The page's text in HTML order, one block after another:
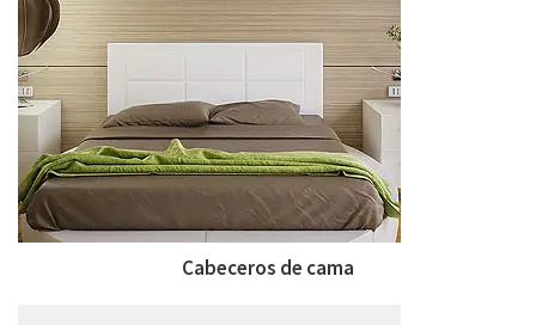
Cabeceros de cama